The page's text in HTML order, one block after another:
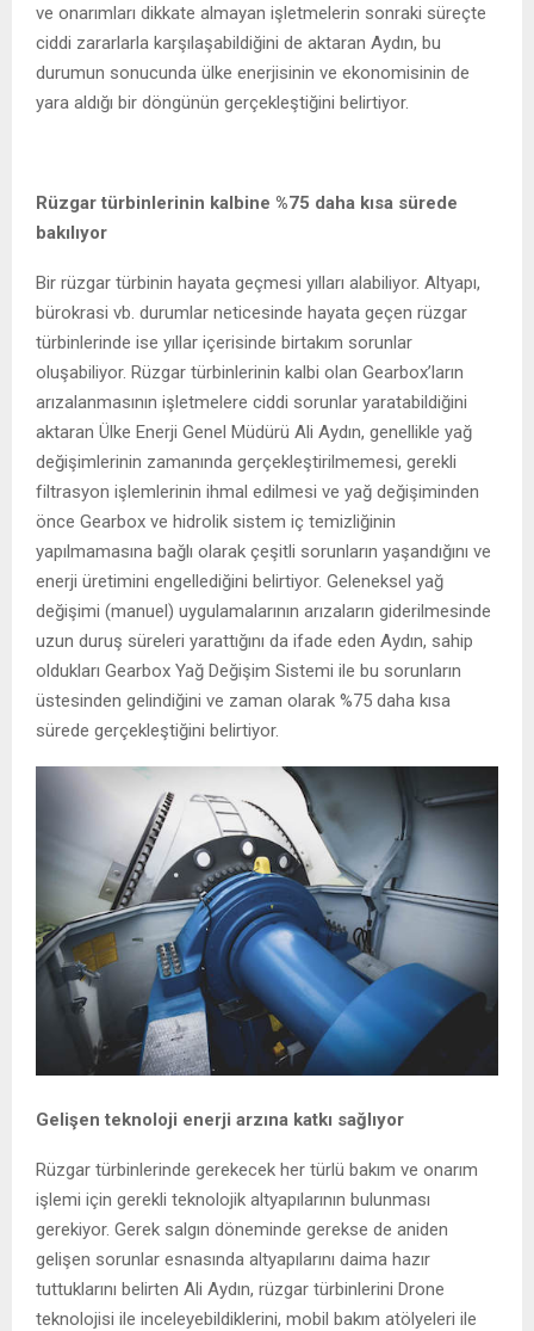
ve onarımları dikkate almayan işletmelerin sonraki süreçte
ciddi zararlarla karşılaşabildiğini de aktaran Aydın, bu
durumun sonucunda ülke enerjisinin ve ekonomisinin de
yara aldığı bir döngünün gerçekleştiğini belirtiyor.
Rüzgar türbinlerinin kalbine %75 daha kısa sürede
bakılıyor
Bir rüzgar türbinin hayata geçmesi yılları alabiliyor. Altyapı,
bürokrasi vb. durumlar neticesinde hayata geçen rüzgar
türbinlerinde ise yıllar içerisinde birtakım sorunlar
oluşabiliyor. Rüzgar türbinlerinin kalbi olan Gearbox’ların
arızalanmasının işletmelere ciddi sorunlar yaratabildiğini
aktaran Ülke Enerji Genel Müdürü Ali Aydın, genellikle yağ
değişimlerinin zamanında gerçekleştirilmemesi, gerekli
filtrasyon işlemlerinin ihmal edilmesi ve yağ değişiminden
önce Gearbox ve hidrolik sistem iç temizliğinin
yapılmamasına bağlı olarak çeşitli sorunların yaşandığını ve
enerji üretimini engellediğini belirtiyor. Geleneksel yağ
değişimi (manuel) uygulamalarının arızaların giderilmesinde
uzun duruş süreleri yarattığını da ifade eden Aydın, sahip
oldukları Gearbox Yağ Değişim Sistemi ile bu sorunların
üstesinden gelindiğini ve zaman olarak %75 daha kısa
sürede gerçekleştiğini belirtiyor.
Gelişen teknoloji enerji arzına katkı sağlıyor
Rüzgar türbinlerinde gerekecek her türlü bakım ve onarım
işlemi için gerekli teknolojik altyapılarının bulunması
gerekiyor. Gerek salgın döneminde gerekse de aniden
gelişen sorunlar esnasında altyapılarını daima hazır
tuttuklarını belirten Ali Aydın, rüzgar türbinlerini Drone
teknolojisi ile inceleyebildiklerini, mobil bakım atölyeleri ile